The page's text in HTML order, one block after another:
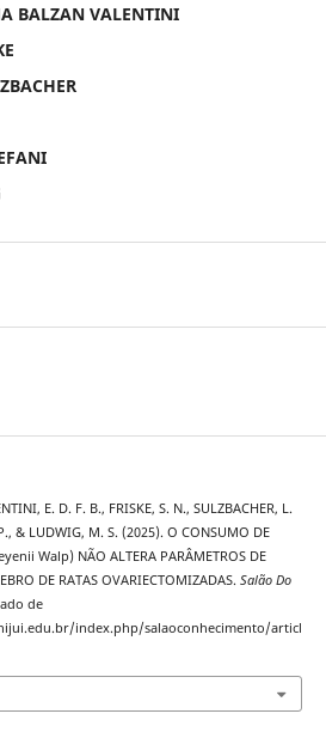
BALZAN VALENTINI
E. D. F. B., FRISKE, S. N., SULZBACHER, L.
& LUDWIG, M. S. (2025). O CONSUMO DE
Walp) NÃO ALTERA PARÂMETROS DE
DE RATAS OVARIECTOMIZADAS. Salão Do
de
index.php/salaoconhecimento/articl